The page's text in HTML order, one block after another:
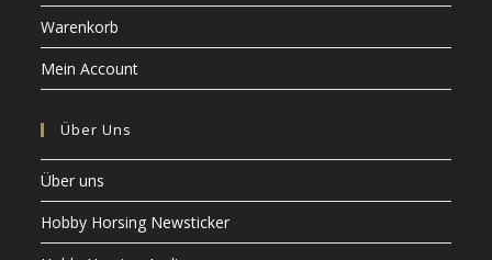
Warenkorb
Mein Account
Über Uns
Über uns
Hobby Horsing Newsticker